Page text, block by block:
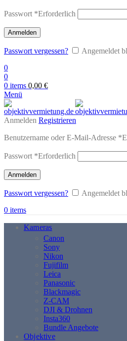
Passwort *Erforderlich
Anmelden
Passwort vergessen?
Angemeldet
0
0
0 items 0,00 €
Menü
Anmelden Registrieren
Benutzername oder E-Mail-Adresse *
Passwort *Erforderlich
Anmelden
Passwort vergessen?
Angemeldet
0 items
Kameras
Canon
Sony
Nikon
Fujifilm
Leica
Panasonic
Blackmagic
Z-CAM
DJI & Drohnen
Insta360
Bundle Angebote
Objektive